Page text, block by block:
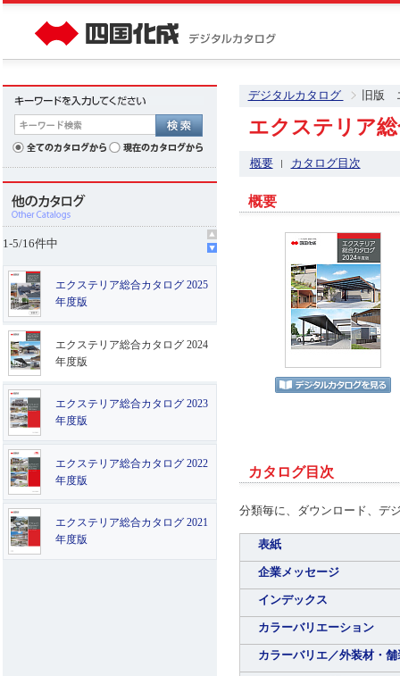
デジタルカタログ 旧版
エクステリア
概要 カタログ目次
概要
カタログ目次
分類毎に、ダウンロード、デ
表紙
企業メッセージ
インデックス
カラーバリエーション
カラーバリエ／外装材・
1-5/16件中
エクステリア総合カタログ 2025
年度版
エクステリア総合カタログ 2024
年度版
エクステリア総合カタログ 2023
年度版
エクステリア総合カタログ 2022
年度版
エクステリア総合カタログ 2021
年度版